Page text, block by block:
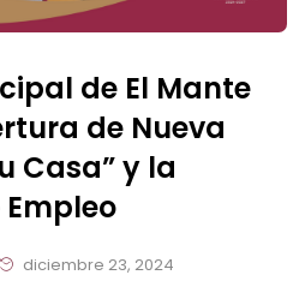
de El Mante
de Nueva
Casa” y la
diciembre 23, 2024